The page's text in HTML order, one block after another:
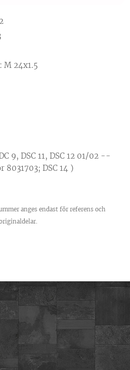
M 24x1.5
9, DSC 11, DSC 12 01/02 --
DSC 14 )
anges endast för referens och